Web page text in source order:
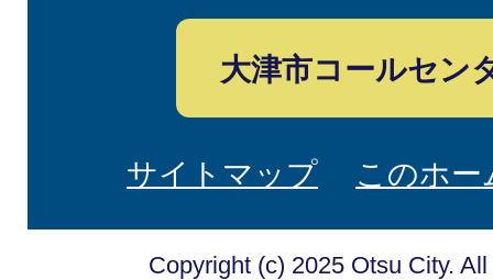
大津市コールセン
サイトマップ このホ
Copyright (c) 2025 Otsu City.